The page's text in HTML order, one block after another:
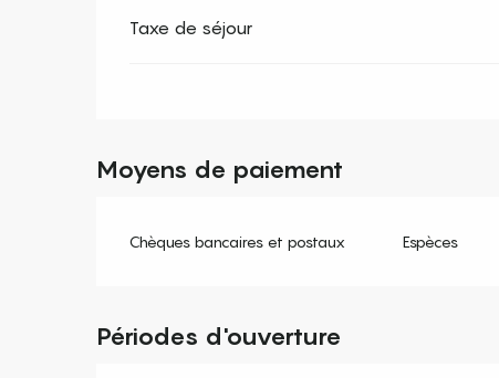
Taxe de séjour
Moyens de paiement
Chèques bancaires et postaux Espèces
Périodes d'ouverture